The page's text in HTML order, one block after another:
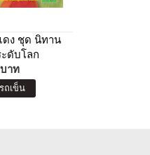
ง ชุด นิทาน
ดับโลก
าท
ถเข็น